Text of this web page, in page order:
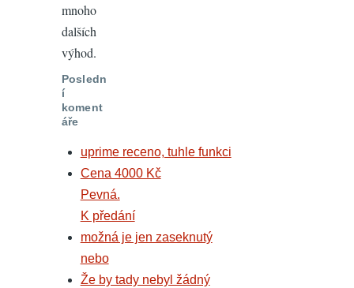
mnoho
dalších
výhod.
Posledn
í
koment
áře
uprime receno, tuhle funkci
Cena 4000 Kč
Pevná.
K předání
možná je jen zaseknutý
nebo
Že by tady nebyl žádný